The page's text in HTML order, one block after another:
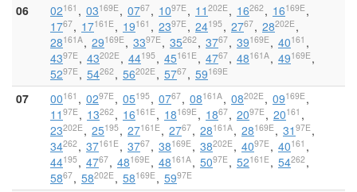
06 02161 03169E 0767 1097E 11 202E 16262 16169E
1767 17161E 19161 2397E 24195 2767 28202E
28161A 29169E 3397E 35262 3767 39169E 40161
4397E 43202E 44195 45161E 4767 48161A 49169E
5297E 54262 56202E 5767 59169E
07 00161 0297E 05195 0767 08161A 08202E 09169E
11 97E 13262 16161E 18169E 1867 2097E 20161
23202E 25195 27161E 2767 28161A 28169E 31 97E
34262 37161E 3767 38169E 38202E 4097E 40161
44195 4767 48169E 48161A 5097E 52161E 54262
5867 58202E 58169E 5997E